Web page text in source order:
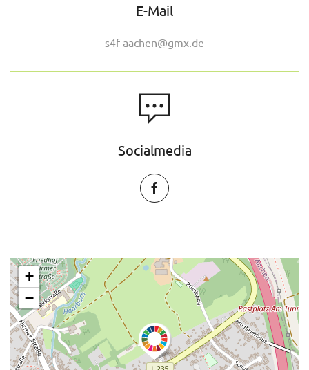
E-Mail
s4f-aachen@gmx.de
Socialmedia
+
−